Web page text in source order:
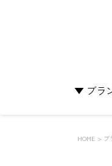
▼ ブラ
HOME ブ